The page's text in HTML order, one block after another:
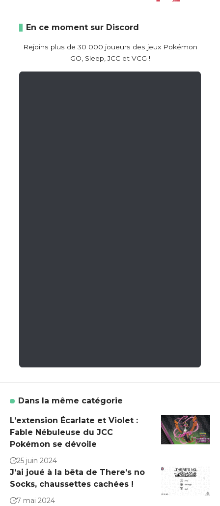
En ce moment sur Discord
Rejoins plus de 30 000 joueurs des jeux Pokémon
GO, Sleep, JCC et VCG !
Dans la même catégorie
L’extension Écarlate et Violet :
Fable Nébuleuse du JCC
Pokémon se dévoile
25 juin 2024
J’ai joué à la bêta de There’s no
Socks, chaussettes cachées !
7 mai 2024